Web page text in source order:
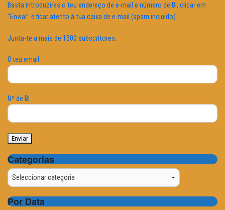
Basta introduzires o teu endereço de e-mail e número de BI, clicar em
"Enviar" e ficar atento à tua caixa de e-mail (spam incluído).
Junta-te a mais de 1500 subscritores.
O teu email
Nº de BI
Categorias
Categorias
Por Data